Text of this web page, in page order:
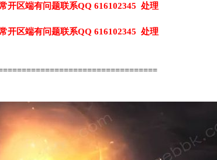
开区端有问题联系QQ 616102345 处理
开区端有问题联系QQ 616102345 处理